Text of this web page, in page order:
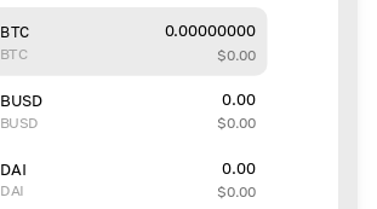
BTC
BTC
0.00000000
$0.00
BUSD
BUSD
0.00
$0.00
DAI
DAI
0.00
$0.00